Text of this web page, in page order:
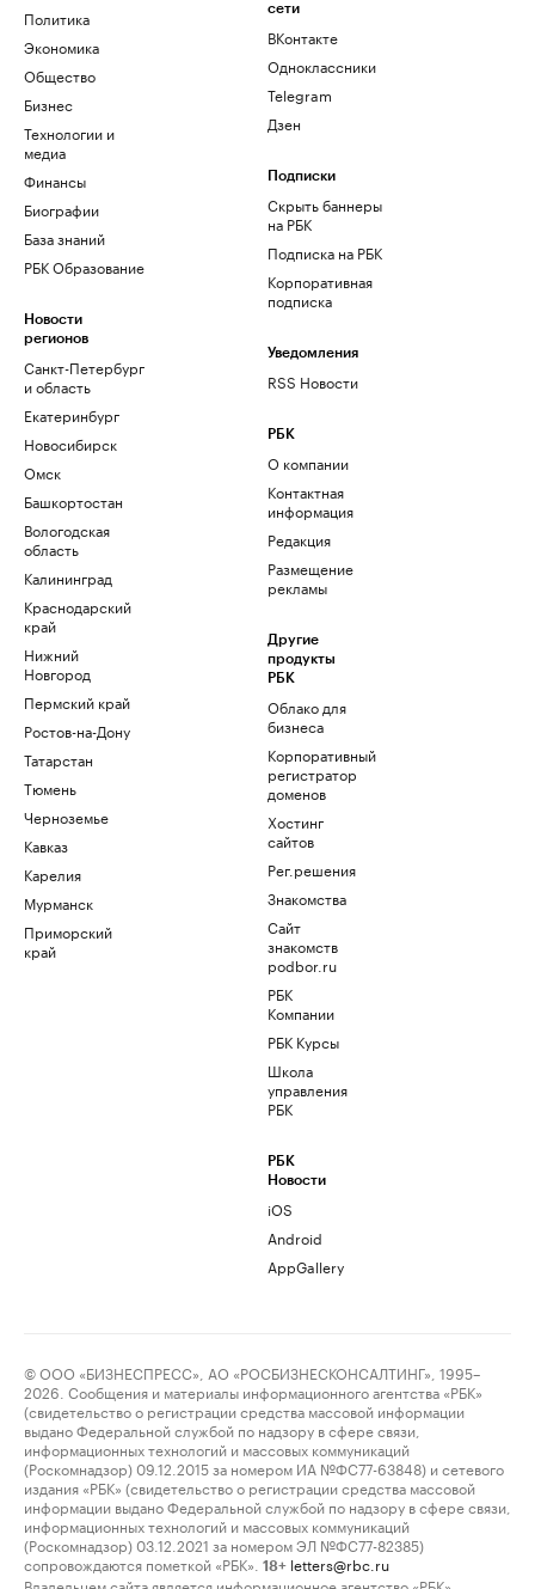
Политика
Экономика
Общество
Бизнес
Технологии и
медиа
Финансы
Биографии
База знаний
РБК Образование
Новости
регионов
Санкт-Петербург
и область
Екатеринбург
Новосибирск
Омск
Башкортостан
Вологодская
область
Калининград
Краснодарский
край
Нижний
Новгород
Пермский край
Ростов-на-Дону
Татарстан
Тюмень
Черноземье
Кавказ
Карелия
Мурманск
Приморский
край
сети
ВКонтакте
Одноклассники
Telegram
Дзен
Подписки
Скрыть баннеры
на РБК
Подписка на РБК
Корпоративная
подписка
Уведомления
RSS Новости
РБК
О компании
Контактная
информация
Редакция
Размещение
рекламы
Другие
продукты
РБК
Облако для
бизнеса
Корпоративный
регистратор
доменов
Хостинг
сайтов
Рег.решения
Знакомства
Сайт
знакомств
podbor.ru
РБК
Компании
РБК Курсы
Школа
управления
РБК
РБК
Новости
iOS
Android
AppGallery
© ООО «БИЗНЕСПРЕСС», АО «РОСБИЗНЕСКОНСАЛТИНГ», 1995–
2026. Сообщения и материалы информационного агентства «РБК»
(свидетельство о регистрации средства массовой информации
выдано Федеральной службой по надзору в сфере связи,
информационных технологий и массовых коммуникаций
(Роскомнадзор) 09.12.2015 за номером ИА №ФС77-63848) и сетевого
издания «РБК» (свидетельство о регистрации средства массовой
информации выдано Федеральной службой по надзору в сфере связи,
информационных технологий и массовых коммуникаций
(Роскомнадзор) 03.12.2021 за номером ЭЛ №ФС77-82385)
сопровождаются пометкой «РБК».
18+ letters@rbc.ru